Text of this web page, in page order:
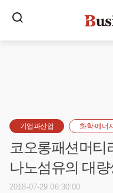
기업과산업 화학·에너지
코오롱패션머티
나노섬유의 대
2018-07-29 06:30:00